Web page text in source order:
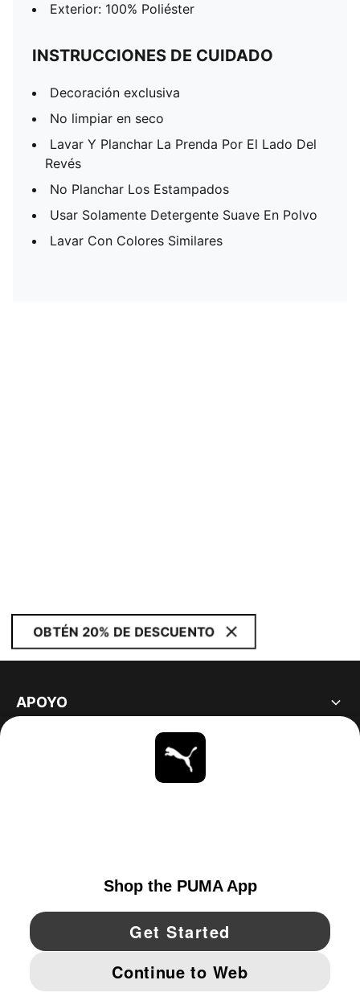
Exterior: 100% Poliéster
INSTRUCCIONES DE CUIDADO
Decoración exclusiva
No limpiar en seco
Lavar Y Planchar La Prenda Por El Lado Del
Revés
No Planchar Los Estampados
Usar Solamente Detergente Suave En Polvo
Lavar Con Colores Similares
OBTÉN 20% DE DESCUENTO
APOYO
YouTube Twitter Pinterest
IMPRINT AND LEGAL DATA